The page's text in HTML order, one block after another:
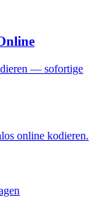
— sofortige
online kodieren.